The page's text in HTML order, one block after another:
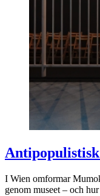
I Wien omformar
genom museet – och